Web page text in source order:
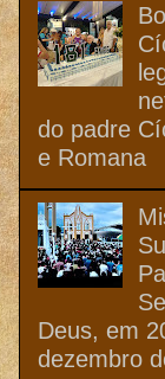
do padre
e Romana
Deus, em
dezembro